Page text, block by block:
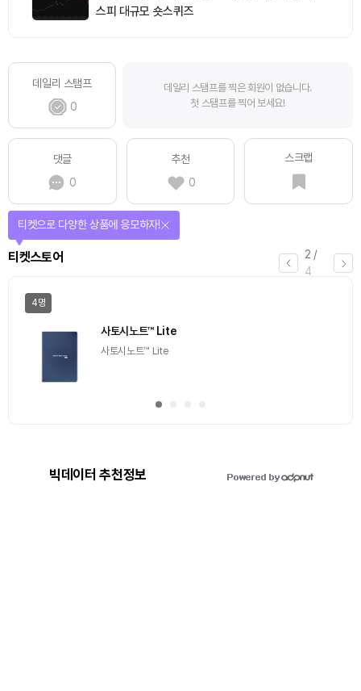
스피 대규모 숏스퀴즈
데일리 스탬프
0
데일리 스탬프를 찍은 회원이 없습니다.
첫 스탬프를 찍어 보세요!
댓글
0
추천
0
스크랩
3 /
4
에어드랍
선물이 쏟아지는 에어드랍 이벤트!
일반
[Episode 12] IXO™2024 참여하고, 2억원 상당 에어
드랍 받자!
빅데이터 추천정보